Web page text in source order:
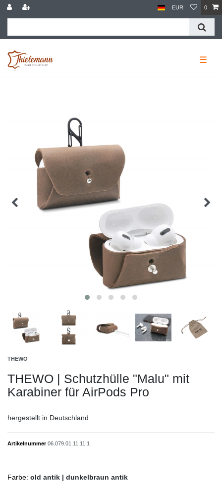
EUR 0
☰
THEWO
THEWO | Schutzhülle "Malu" mit
Karabiner für AirPods Pro
hergestellt in Deutschland
Artikelnummer06.079.01.11.11.1
Farbe: old antik | dunkelbraun antik